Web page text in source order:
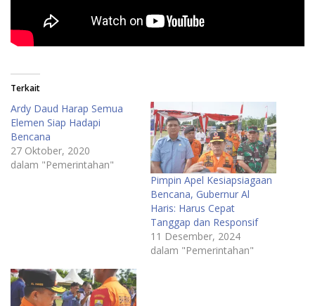
Terkait
Ardy Daud Harap Semua
Elemen Siap Hadapi
Bencana
27 Oktober, 2020
dalam "Pemerintahan"
Pimpin Apel Kesiapsiagaan
Bencana, Gubernur Al
Haris: Harus Cepat
Tanggap dan Responsif
11 Desember, 2024
dalam "Pemerintahan"